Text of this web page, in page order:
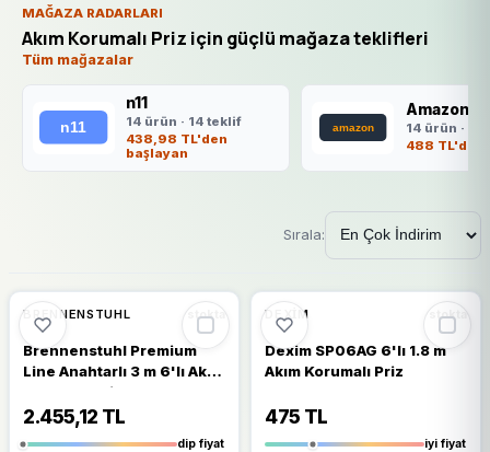
MAĞAZA RADARLARI
Akım Korumalı Priz için güçlü mağaza teklifleri
Tüm mağazalar
n11
14 ürün · 14 teklif
438,98 TL'den
başlayan
14 ürün ·
488 TL'den
Sırala:
%55 %55 DÜŞTÜ
BRENNENSTUHL stokta
Brennenstuhl Premium
Line Anahtarlı 3 m 6'lı Akım
Korumalı Priz
2.455,12 TL
dip fiyat
%37 %37 DÜŞTÜ
DEXIM stokta
Dexim SP06AG 6'lı 1.8 m
Akım Korumalı Priz
475 TL
iyi fiyat